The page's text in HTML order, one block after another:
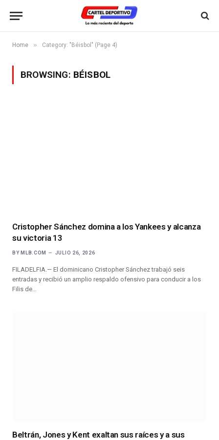
Home » Category: "Béisbol" (Page 4)
BROWSING: BÉISBOL
Cristopher Sánchez domina a los Yankees y alcanza
su victoria 13
BY MLB.COM JULIO 26, 2026
FILADELFIA.— El dominicano Cristopher Sánchez trabajó seis
entradas y recibió un amplio respaldo ofensivo para conducir a los
Filis de…
Beltrán, Jones y Kent exaltan sus raíces y a sus